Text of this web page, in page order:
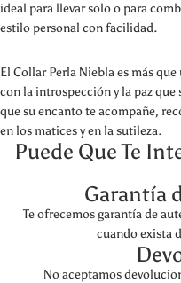
ideal para llevar solo o para
estilo personal con facilidad.
El Collar Perla Niebla es más
con la introspección y la paz que
que su encanto te acompañe,
en los matices y en la sutileza.
Puede Que Te
Garantía
Te ofrecemos garantía de
cuando exista
No aceptamos